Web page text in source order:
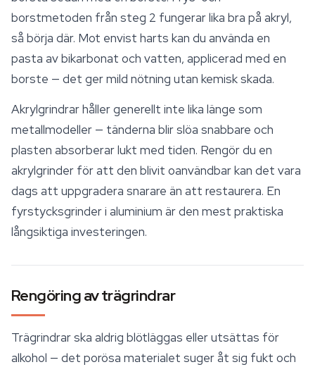
borstmetoden från steg 2 fungerar lika bra på akryl,
så börja där. Mot envist harts kan du använda en
pasta av bikarbonat och vatten, applicerad med en
borste — det ger mild nötning utan kemisk skada.
Akrylgrindrar håller generellt inte lika länge som
metallmodeller — tänderna blir slöa snabbare och
plasten absorberar lukt med tiden. Rengör du en
akrylgrinder för att den blivit oanvändbar kan det vara
dags att uppgradera snarare än att restaurera. En
fyrstycksgrinder i aluminium är den mest praktiska
långsiktiga investeringen.
Rengöring av trägrindrar
Trägrindrar ska aldrig blötläggas eller utsättas för
alkohol — det porösa materialet suger åt sig fukt och